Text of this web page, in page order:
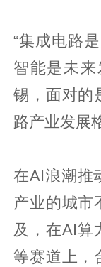
“集成电路
智能是未
锡，面对的
路产业发展
在AI浪潮推
产业的城市
及，在AI算
等赛道上，